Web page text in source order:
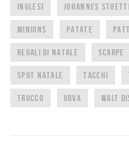
INGLESI JOHANNES
MINIONS PATATE
REGALI DI NATALE SCARPE
SPOT NATALE TACCHI
TRUCCO UOVA WALT